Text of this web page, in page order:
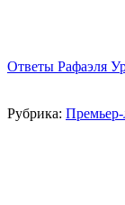
Ответы Рафаэля
Рубрика: Премьер-